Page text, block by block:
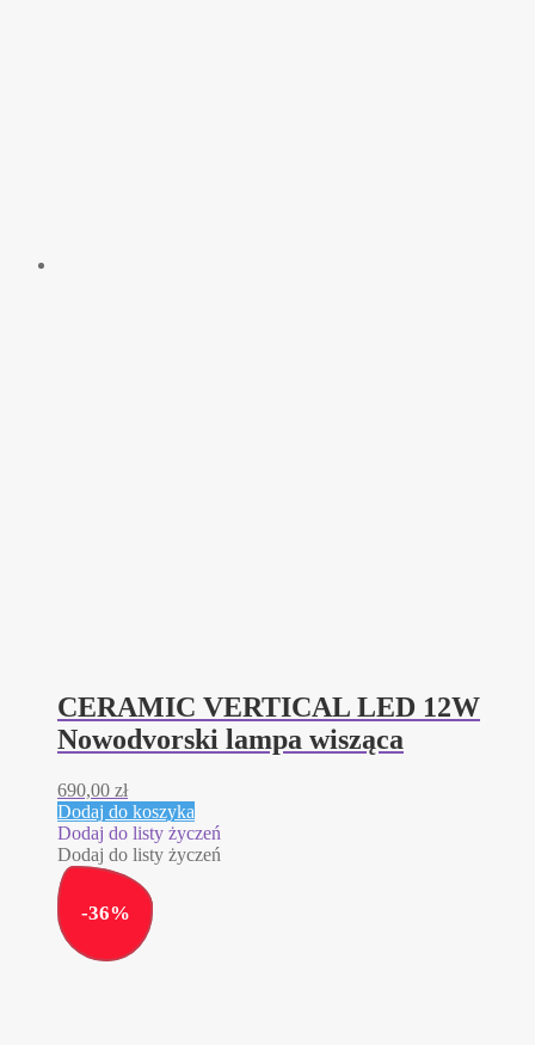
CERAMIC VERTICAL LED 12W
Nowodvorski lampa wisząca
690,00 zł
Dodaj do koszyka
Dodaj do listy życzeń
Dodaj do listy życzeń
-36%